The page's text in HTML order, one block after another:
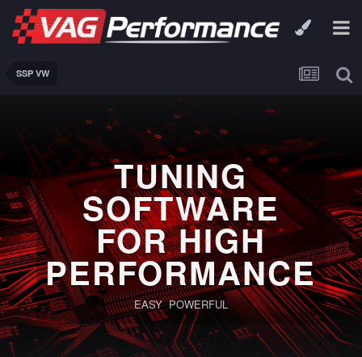
SSP VW
TUNING
SOFTWARE
FOR HIGH
PERFORMANCE
EASY POWERFUL